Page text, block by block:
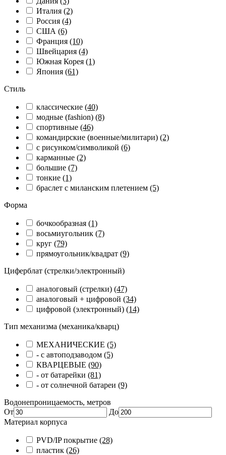
Италия (2)
Россия (4)
США (6)
Франция (10)
Швейцария (4)
Южная Корея (1)
Япония (61)
Стиль
классические (40)
модные (fashion) (8)
спортивные (46)
командирские (военные/милитари) (2)
с рисунком/символикой (6)
карманные (2)
большие (7)
тонкие (1)
браслет с миланским плетением (5)
Форма
бочкообразная (1)
восьмиугольник (7)
круг (79)
прямоугольник/квадрат (9)
Циферблат (стрелки/электронный)
аналоговый (стрелки) (47)
аналоговый + цифровой (34)
цифровой (электронный) (14)
Тип механизма (механика/кварц)
МЕХАНИЧЕСКИЕ (5)
- с автоподзаводом (5)
КВАРЦЕВЫЕ (90)
- от батарейки (81)
- от солнечной батареи (9)
Водонепроницаемость, метров
От
До
Материал корпуса
PVD/IP покрытие (28)
пластик (26)